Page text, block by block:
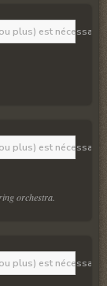
plus) est
plus) est
orchestra.
plus) est